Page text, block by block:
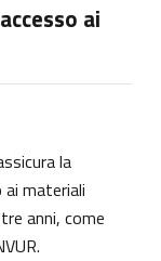
ai
la
ai materiali
anni, come